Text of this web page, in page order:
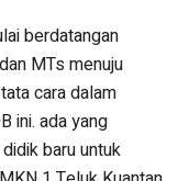
berdatangan
MTs menuju
cara dalam
ini. ada yang
baru untuk